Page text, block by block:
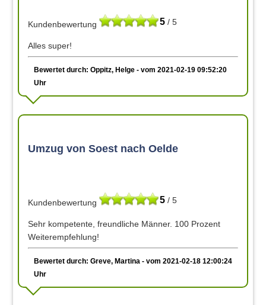
5 / 5
Kundenbewertung
Alles super!
Bewertet durch: Oppitz, Helge - vom 2021-02-19 09:52:20
Uhr
Umzug von Soest nach Oelde
5 / 5
Kundenbewertung
Sehr kompetente, freundliche Männer. 100 Prozent
Weiterempfehlung!
Bewertet durch: Greve, Martina - vom 2021-02-18 12:00:24
Uhr